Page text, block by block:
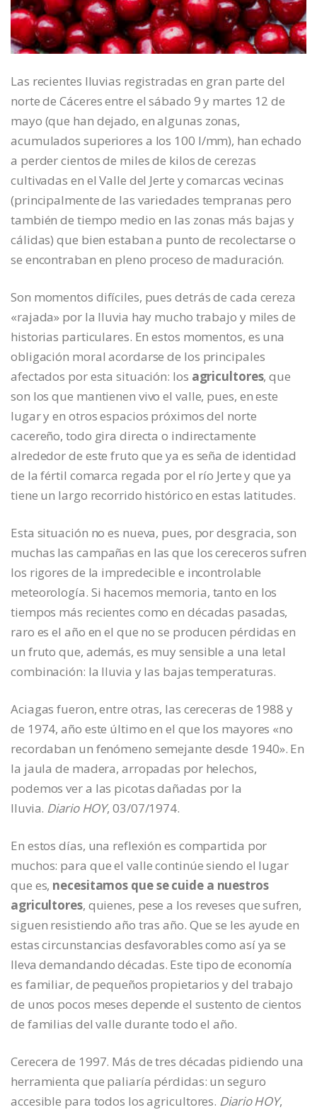
Las recientes lluvias registradas en gran parte del
norte de Cáceres entre el sábado 9 y martes 12 de
mayo (que han dejado, en algunas zonas,
acumulados superiores a los 100 l/mm), han echado
a perder cientos de miles de kilos de cerezas
cultivadas en el Valle del Jerte y comarcas vecinas
(principalmente de las variedades tempranas pero
también de tiempo medio en las zonas más bajas y
cálidas) que bien estaban a punto de recolectarse o
se encontraban en pleno proceso de maduración.
Son momentos difíciles, pues detrás de cada cereza
«rajada» por la lluvia hay mucho trabajo y miles de
historias particulares. En estos momentos, es una
obligación moral acordarse de los principales
afectados por esta situación: los agricultores, que
son los que mantienen vivo el valle, pues, en este
lugar y en otros espacios próximos del norte
cacereño, todo gira directa o indirectamente
alrededor de este fruto que ya es seña de identidad
de la fértil comarca regada por el río Jerte y que ya
tiene un largo recorrido histórico en estas latitudes.
Esta situación no es nueva, pues, por desgracia, son
muchas las campañas en las que los cereceros sufren
los rigores de la impredecible e incontrolable
meteorología. Si hacemos memoria, tanto en los
tiempos más recientes como en décadas pasadas,
raro es el año en el que no se producen pérdidas en
un fruto que, además, es muy sensible a una letal
combinación: la lluvia y las bajas temperaturas.
Aciagas fueron, entre otras, las cereceras de 1988 y
de 1974, año este último en el que los mayores «no
recordaban un fenómeno semejante desde 1940». En
la jaula de madera, arropadas por helechos,
podemos ver a las picotas dañadas por la
lluvia. Diario HOY, 03/07/1974.
En estos días, una reflexión es compartida por
muchos: para que el valle continúe siendo el lugar
que es, necesitamos que se cuide a nuestros
agricultores, quienes, pese a los reveses que sufren,
siguen resistiendo año tras año. Que se les ayude en
estas circunstancias desfavorables como así ya se
lleva demandando décadas. Este tipo de economía
es familiar, de pequeños propietarios y del trabajo
de unos pocos meses depende el sustento de cientos
de familias del valle durante todo el año.
Cerecera de 1997. Más de tres décadas pidiendo una
herramienta que paliaría pérdidas: un seguro
accesible para todos los agricultores. Diario HOY,